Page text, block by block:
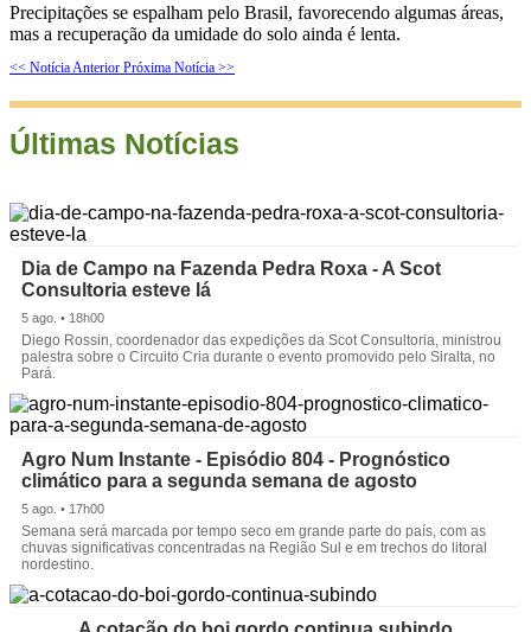
Precipitações se espalham pelo Brasil, favorecendo algumas áreas,
mas a recuperação da umidade do solo ainda é lenta.
<< Notícia Anterior Próxima Notícia >>
Últimas Notícias
Dia de Campo na Fazenda Pedra Roxa - A Scot
Consultoria esteve lá
5 ago. • 18h00
Diego Rossin, coordenador das expedições da Scot Consultoria, ministrou
palestra sobre o Circuito Cria durante o evento promovido pelo Siralta, no
Pará.
Agro Num Instante - Episódio 804 - Prognóstico
climático para a segunda semana de agosto
5 ago. • 17h00
Semana será marcada por tempo seco em grande parte do país, com as
chuvas significativas concentradas na Região Sul e em trechos do litoral
nordestino.